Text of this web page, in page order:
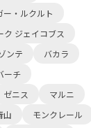
ー・ルクルト
ク ジェイコブス
ンテ
バカラ
ーチ
ゼニス
マルニ
山
モンクレール